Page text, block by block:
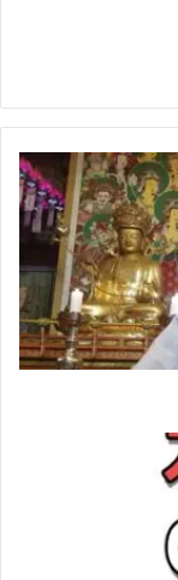
내
안
의
침
묵